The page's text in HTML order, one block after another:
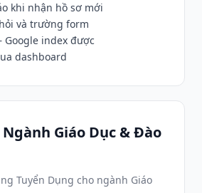
khi nhận hồ sơ mới
và trường form
index được
dashboard
Giáo Dục & Đào
Tuyển Dụng cho ngành Giáo